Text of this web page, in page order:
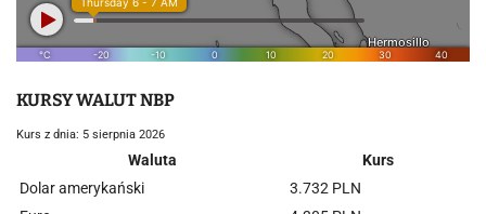
KURSY WALUT NBP
Kurs z dnia: 5 sierpnia 2026
Waluta
Kurs
Dolar amerykański
3.732 PLN